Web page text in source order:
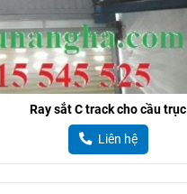
Ray sắt C track cho cầu trục
Liên hệ